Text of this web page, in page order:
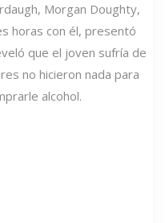
Morgan Doughty,
horas con él, presentó
que el joven sufría de
no hicieron nada para
alcohol.